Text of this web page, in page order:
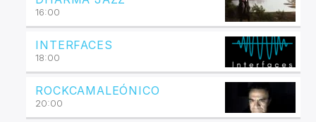
16:00
INTERFACES
18:00
ROCKCAMALEÓNICO
20:00